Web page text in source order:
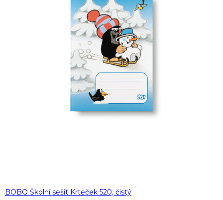
BOBO Školní sešit Krteček 520, čistý